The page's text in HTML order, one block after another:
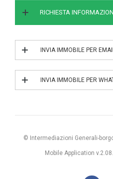
RICHIESTA
INVIA IMMOBILE PER
INVIA IL RIF. 3/0342
INVIA IMMOBILE PER
INVIA IL RIF. 3/0342
© Intermediazioni Generali-
Mobile Application